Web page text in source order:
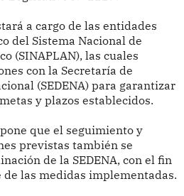
a cargo de las entidades
del Sistema Nacional de
(SINAPLAN), las cuales
con la Secretaría de
(SEDENA) para garantizar
y plazos establecidos.
que el seguimiento y
previstas también se
de la SEDENA, con el fin
las medidas implementadas.